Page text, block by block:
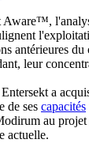
Aware™,
antérieures du
leur
a
de ses capacités
au
actuelle.